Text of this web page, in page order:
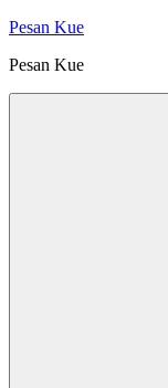
Skip
content
Pesan Kue
Pesan Kue